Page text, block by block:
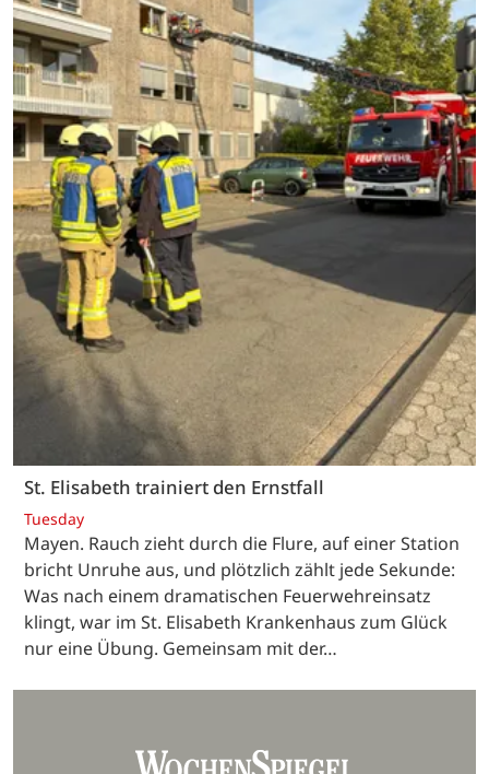
St. Elisabeth trainiert den Ernstfall
Tuesday
Mayen. Rauch zieht durch die Flure, auf einer Station
bricht Unruhe aus, und plötzlich zählt jede Sekunde:
Was nach einem dramatischen Feuerwehreinsatz
klingt, war im St. Elisabeth Krankenhaus zum Glück
nur eine Übung. Gemeinsam mit der…